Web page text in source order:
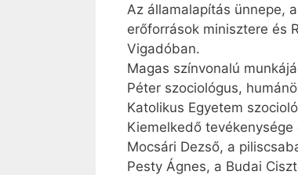
Az államalapítás ünnepe,
erőforrások minisztere és
Vigadóban.
Magas színvonalú
Péter szociológus,
Katolikus Egyetem
Kiemelkedő
Mocsári Dezső, a
Pesty Ágnes, a Budai